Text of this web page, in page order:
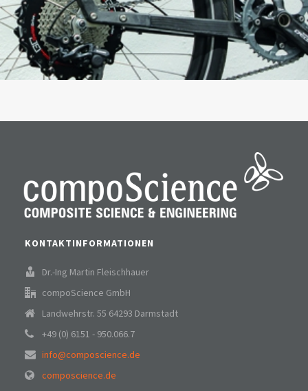
KONTAKTINFORMATIONEN
Dr.-Ing Martin Fleischhauer
compoScience GmbH
Landwehrstr. 55 64293 Darmstadt
+49 (0) 6151 - 950.066.7
info@composcience.de
composcience.de